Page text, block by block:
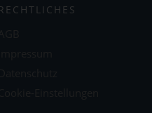
RECHTLICHES